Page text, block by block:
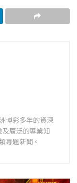
博彩多年的資深
廣泛的專業知
專題新聞。